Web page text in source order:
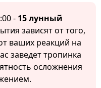
- 15 лунный
зависят от того,
ваших реакций на
заведет тропинка
осложнения